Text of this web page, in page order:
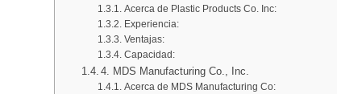
Acerca de Plastic Products Co. Inc:
Experiencia:
Ventajas:
Capacidad:
4. MDS Manufacturing Co., Inc.
Acerca de MDS Manufacturing Co: